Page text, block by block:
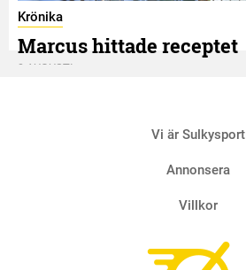
Krönika
Marcus hittade receptet
9 AUGUSTI
Vi är Sulkysport
Annonsera
Villkor